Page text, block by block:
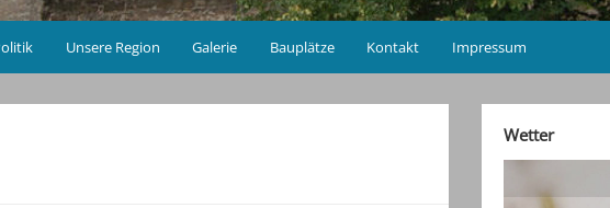
Unsere Region Galerie Bauplätze Kontakt Impressum
Wetter